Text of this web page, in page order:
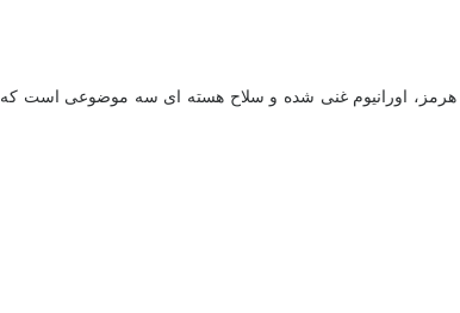
هرمز، اورانیوم غنی شده و سلاح هسته ای سه موضوعی است که